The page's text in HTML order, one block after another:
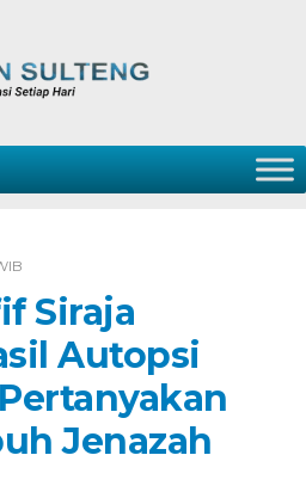
Siraja
Autopsi
Jenazah